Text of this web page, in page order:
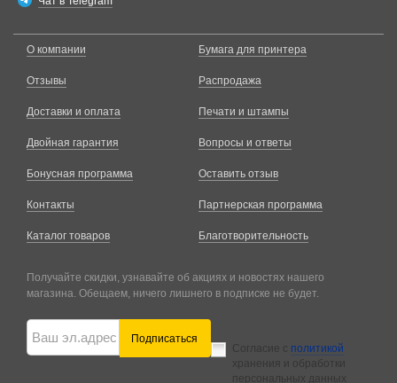
О компании
Отзывы
Доставки и оплата
Двойная гарантия
Бонусная программа
Контакты
Каталог товаров
Бумага для принтера
Распродажа
Печати и штампы
Вопросы и ответы
Оставить отзыв
Партнерская программа
Благотворительность
Получайте скидки, узнавайте об акциях и новостях нашего
магазина. Обещаем, ничего лишнего в подписке не будет.
Подписаться
Согласие с политикой
хранения и обработки
персональных данных